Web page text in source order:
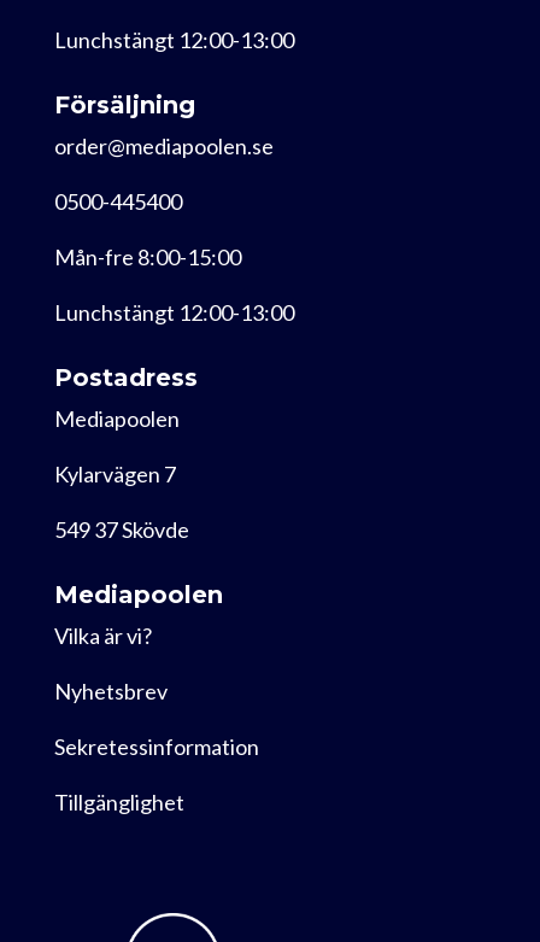
Lunchstängt 12:00-13:00
Försäljning
order@mediapoolen.se
0500-445400
Mån-fre 8:00-15:00
Lunchstängt 12:00-13:00
Postadress
Mediapoolen
Kylarvägen 7
549 37 Skövde
Mediapoolen
Vilka är vi?
Nyhetsbrev
Sekretessinformation
Tillgänglighet